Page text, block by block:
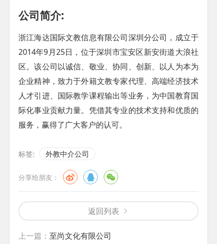
公司简介:
浙江海达国际文教信息有限公司深圳分公司，成立于
2014年9月25日，位于深圳市宝安区新安街道大浪社
区。该公司以诚信、敬业、协同、创新、以人为本为
企业精神，致力于外籍文教专家代理、高端经济技术
人才引进、国际教学课程输出等业务，为中国教育国
际化事业贡献力量。凭借其专业的技术支持和优质的
服务，赢得了广大客户的认可。
标签: 外教中介公司
分享给朋友：
返回列表
上一篇： 至尚文化有限公司